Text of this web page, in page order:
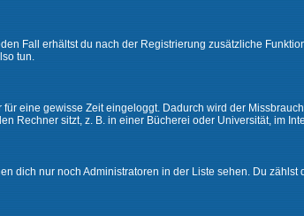
Fall erhältst du nach der Registrierung zusätzliche
tun.
eine gewisse Zeit eingeloggt. Dadurch wird der
Rechner sitzt, z. B. in einer Bücherei oder Universität, im
dich nur noch Administratoren in der Liste sehen. Du zählst